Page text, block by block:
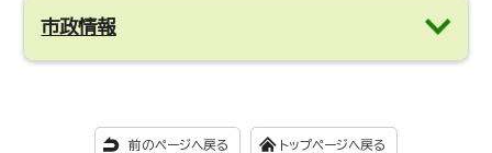
市政情報
前のページへ戻る トップページへ戻る